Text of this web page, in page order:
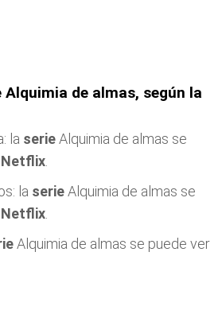
Alquimia de almas, según la
la serieAlquimia de almas se
Netflix.
la serieAlquimia de almas se
Netflix.
Alquimia de almas se puede ver